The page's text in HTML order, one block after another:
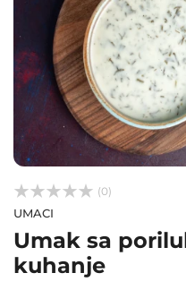


 (0)
UMACI
Umak sa
kuhanje